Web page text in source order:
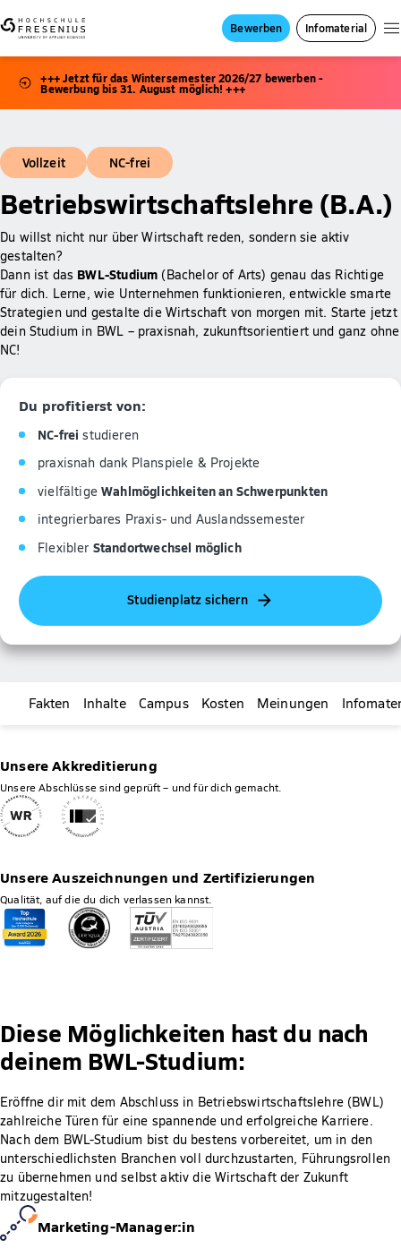
Bewerben Infomaterial
+++ Jetzt für das Wintersemester 2026/27 bewerben -
Bewerbung bis 31. August möglich! +++
Vollzeit NC-frei
Betriebswirtschaftslehre (B.A.)
Du willst nicht nur über Wirtschaft reden, sondern sie aktiv
gestalten?
Dann ist das BWL-Studium (Bachelor of Arts) genau das Richtige
für dich. Lerne, wie Unternehmen funktionieren, entwickle smarte
Strategien und gestalte die Wirtschaft von morgen mit. Starte jetzt
dein Studium in BWL – praxisnah, zukunftsorientiert und ganz ohne
NC!
Du profitierst von:
NC-frei studieren
praxisnah dank Planspiele & Projekte
vielfältigeWahlmöglichkeiten an Schwerpunkten
integrierbares Praxis- und Auslandssemester
Flexibler Standortwechsel möglich
Studienplatz sichern
Fakten Inhalte Campus Kosten Meinungen
Unsere Akkreditierung
Unsere Abschlüsse sind geprüft – und für dich gemacht.
Unsere Auszeichnungen und Zertifizierungen
Qualität, auf die du dich verlassen kannst.
Diese Möglichkeiten hast du nach
deinem BWL-Studium:
Eröffne dir mit dem Abschluss in Betriebswirtschaftslehre (BWL)
zahlreiche Türen für eine spannende und erfolgreiche Karriere.
Nach dem BWL-Studium bist du bestens vorbereitet, um in den
unterschiedlichsten Branchen voll durchzustarten, Führungsrollen
zu übernehmen und selbst aktiv die Wirtschaft der Zukunft
mitzugestalten!
Marketing-Manager:in